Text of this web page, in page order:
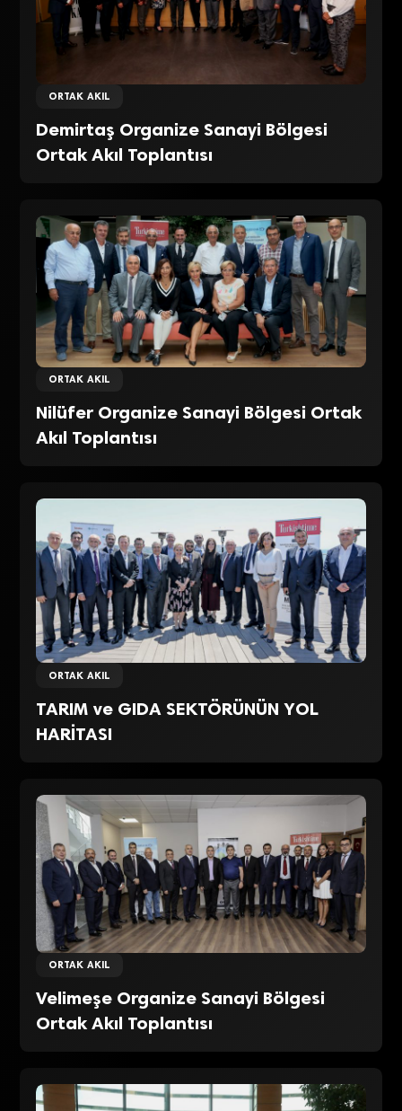
ORTAK AKIL
Demirtaş Organize Sanayi Bölgesi
Ortak Akıl Toplantısı
ORTAK AKIL
Nilüfer Organize Sanayi Bölgesi Ortak
Akıl Toplantısı
ORTAK AKIL
TARIM ve GIDA SEKTÖRÜNÜN YOL
HARİTASI
ORTAK AKIL
Velimeşe Organize Sanayi Bölgesi
Ortak Akıl Toplantısı